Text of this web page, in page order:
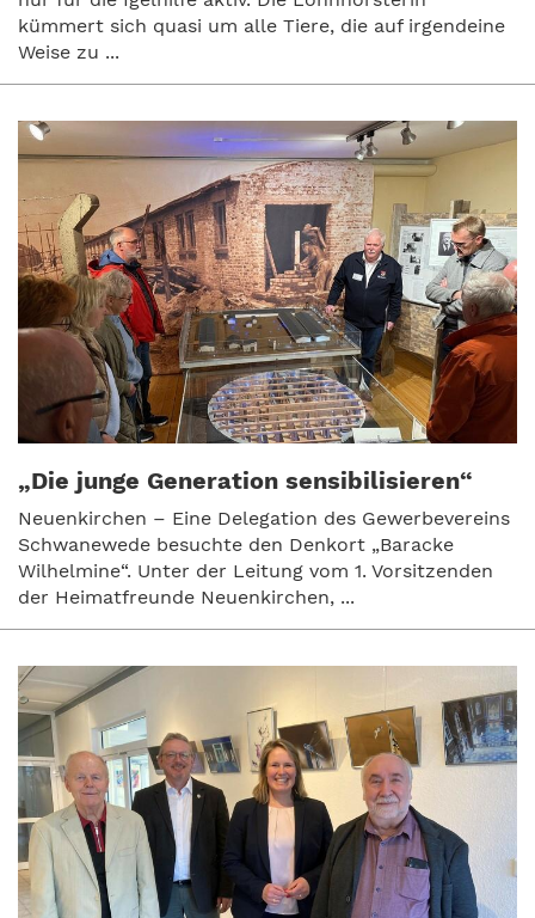
kümmert sich quasi um alle Tiere, die auf irgendeine
Weise zu ...
„Die junge Generation sensibilisieren“
Neuenkirchen – Eine Delegation des Gewerbevereins
Schwanewede besuchte den Denkort „Baracke
Wilhelmine“. Unter der Leitung vom 1. Vorsitzenden
der Heimatfreunde Neuenkirchen, ...